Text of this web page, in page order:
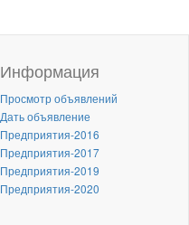
Информация
Просмотр объявлений
Дать объявление
Предприятия-2016
Предприятия-2017
Предприятия-2019
Предприятия-2020